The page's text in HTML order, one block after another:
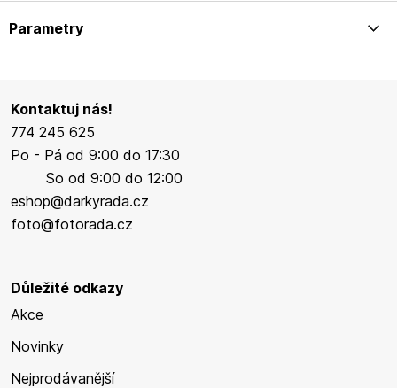
Parametry
Kontaktuj nás!
774 245 625
Po - Pá od 9:00 do 17:30
So od 9:00 do 12:00
eshop@darkyrada.cz
foto@fotorada.cz
Důležité odkazy
Akce
Novinky
Nejprodávanější